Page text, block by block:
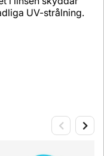
UV-strålning.